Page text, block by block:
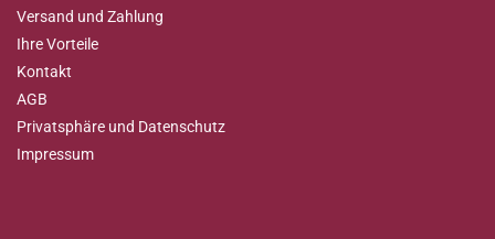
Versand und Zahlung
Ihre Vorteile
Kontakt
AGB
Privatsphäre und Datenschutz
Impressum